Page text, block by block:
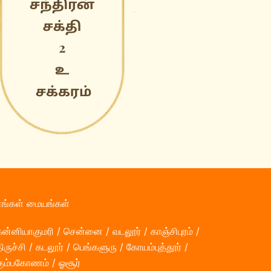
மையங்கள்
/ சென்னை / வடலூர் / காஞ்சிபுரம் /
/ கடலூர் / பெங்களுரு / கோயம்புத்தூர் /
/ ஓசூர்